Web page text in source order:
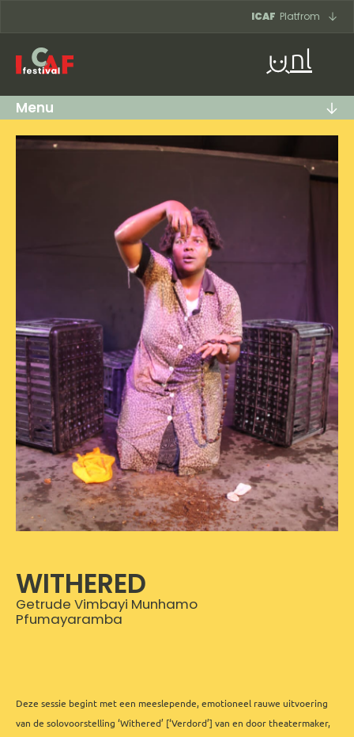
ICAF Platfrom
nl
Menu
WITHERED
Getrude Vimbayi Munhamo
Pfumayaramba
Deze sessie begint met een meeslepende, emotioneel rauwe uitvoering
van de solovoorstelling ‘Withered’ [‘Verdord’] van en door theatermaker,